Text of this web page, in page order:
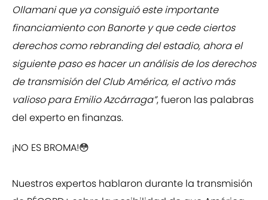
Ollamani que ya consiguió este importante
financiamiento con Banorte y que cede ciertos
derechos como rebranding del estadio, ahora el
siguiente paso es hacer un análisis de los derechos
de transmisión del Club América, el activo más
valioso para Emilio Azcárraga”, fueron las palabras
del experto en finanzas.
¡NO ES BROMA!😳
Nuestros expertos hablaron durante la transmisión